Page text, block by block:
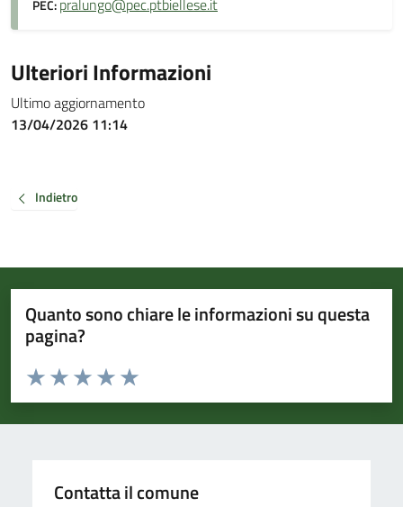
PEC:pralungo@pec.ptbiellese.it
Ulteriori Informazioni
Ultimo aggiornamento
13/04/2026 11:14
Indietro
Quanto sono chiare le informazioni su questa
pagina?
Valuta da 1 a 5 stelle la pagina
Valuta 5 stelle su 5
Valuta 4 stelle su 5
Valuta 3 stelle su 5
Valuta 2 stelle su 5
Valuta 1 stelle su 5
Contatta il comune